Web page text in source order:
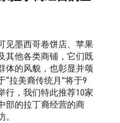
见墨西哥卷饼店、苹果
其他各类商铺，它们既
体的风貌，也彰显并颂
“拉美裔传统月”将于9
行，我们特此推荐10家
部的拉丁裔经营的商